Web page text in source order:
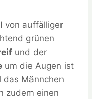
von auffälliger
grünen
und der
um die Augen ist
das Männchen
zudem einen